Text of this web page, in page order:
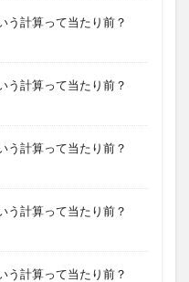
う計算って当たり前？
う計算って当たり前？
う計算って当たり前？
う計算って当たり前？
う計算って当たり前？